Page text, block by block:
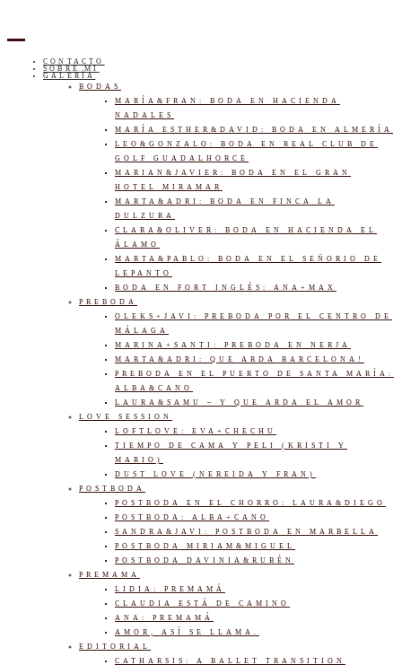
CONTACTO
SOBRE MI
GALERÍA
BODAS
MARÍA&FRAN: BODA EN HACIENDA
NADALES
MARÍA ESTHER&DAVID: BODA EN ALMERÍA
LEO&GONZALO: BODA EN REAL CLUB DE
GOLF GUADALHORCE
MARIAN&JAVIER: BODA EN EL GRAN
HOTEL MIRAMAR
MARTA&ADRI: BODA EN FINCA LA
DULZURA
CLARA&OLIVER: BODA EN HACIENDA EL
ÁLAMO
MARTA&PABLO: BODA EN EL SEÑORIO DE
LEPANTO
BODA EN FORT INGLÉS: ANA+MAX
PREBODA
OLEKS+JAVI: PREBODA POR EL CENTRO DE
MÁLAGA
MARINA+SANTI: PREBODA EN NERJA
MARTA&ADRI: QUE ARDA BARCELONA!
PREBODA EN EL PUERTO DE SANTA MARÍA:
ALBA&CANO
LAURA&SAMU – Y QUE ARDA EL AMOR
LOVE SESSION
LOFTLOVE: EVA+CHECHU
TIEMPO DE CAMA Y PELI (KRISTI Y
MARIO)
DUST LOVE (NEREIDA Y FRAN)
POSTBODA
POSTBODA EN EL CHORRO: LAURA&DIEGO
POSTBODA: ALBA+CANO
SANDRA&JAVI: POSTBODA EN MARBELLA
POSTBODA MIRIAM&MIGUEL
POSTBODA DAVINIA&RUBÉN
PREMAMA
LIDIA: PREMAMÁ
CLAUDIA ESTÁ DE CAMINO
ANA: PREMAMÁ
AMOR, ASÍ SE LLAMA.
EDITORIAL
CATHARSIS: A BALLET TRANSITION